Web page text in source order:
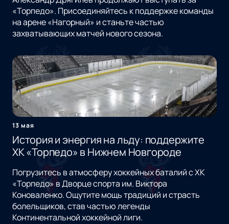
«Торпедо». Присоединяйтесь к поддержке команды
на арене «Нагорный» и станьте частью
захватывающих матчей нового сезона.
13 мая
История и энергия на льду: поддержите
ХК «Торпедо» в Нижнем Новгороде
Погрузитесь в атмосферу хоккейных баталий с ХК
«Торпедо» в Дворце спорта им. Виктора
Коноваленко. Ощутите мощь традиций и страсть
болельщиков, став частью легенды
Континентальной хоккейной лиги.